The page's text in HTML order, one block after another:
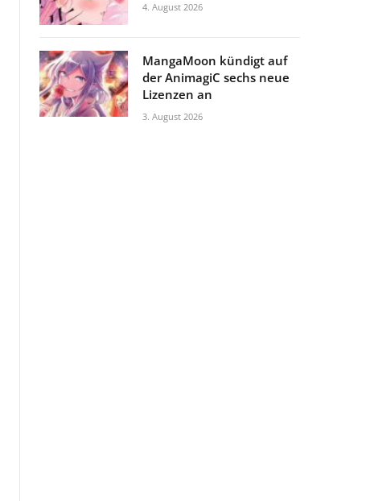
4. August 2026
MangaMoon kündigt auf
der AnimagiC sechs neue
Lizenzen an
3. August 2026